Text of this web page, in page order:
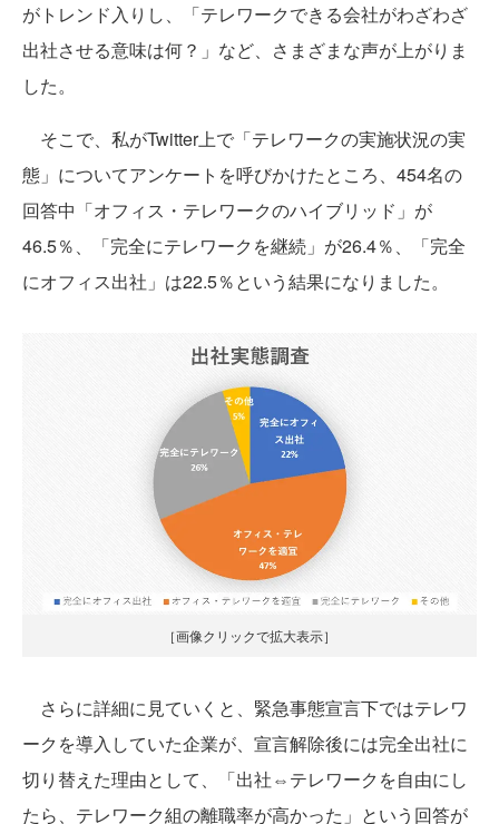
がトレンド入りし、「テレワークできる会社がわざわざ
出社させる意味は何？」など、さまざまな声が上がりま
した。
そこで、私がTwitter上で「テレワークの実施状況の実
態」についてアンケートを呼びかけたところ、454名の
回答中「オフィス・テレワークのハイブリッド」が
46.5％、「完全にテレワークを継続」が26.4％、「完全
にオフィス出社」は22.5％という結果になりました。
［画像クリックで拡大表示］
さらに詳細に見ていくと、緊急事態宣言下ではテレワ
ークを導入していた企業が、宣言解除後には完全出社に
切り替えた理由として、「出社⇔テレワークを自由にし
たら、テレワーク組の離職率が高かった」という回答が